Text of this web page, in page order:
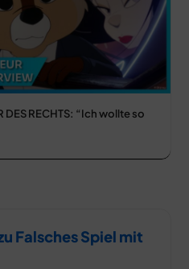
DES RECHTS: “Ich wollte so
Falsches Spiel mit